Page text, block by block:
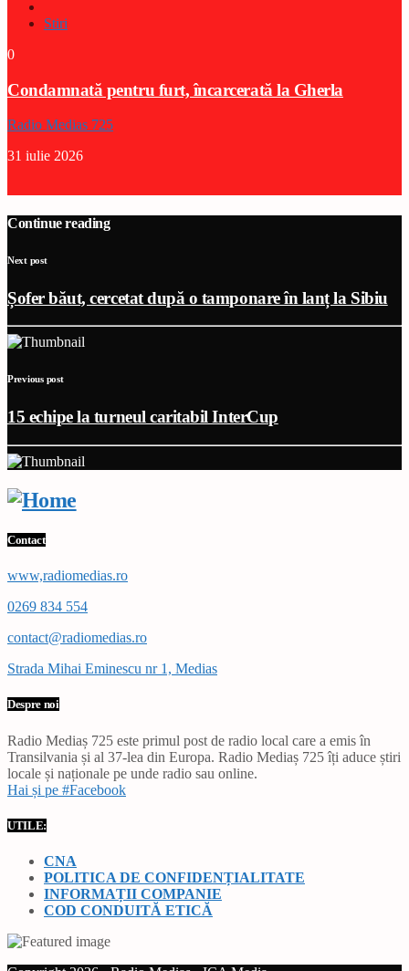
Stiri
0
Condamnată pentru furt, încarcerată la Gherla
Radio Medias 725
31 iulie 2026
Continue reading
Next post
Șofer băut, cercetat după o tamponare în lanț la Sibiu
Previous post
15 echipe la turneul caritabil InterCup
Contact
www,radiomedias.ro
0269 834 554
contact@radiomedias.ro
Strada Mihai Eminescu nr 1, Medias
Despre noi
Radio Mediaș 725 este primul post de radio local care a emis în
Transilvania și al 37-lea din Europa. Radio Mediaș 725 îți aduce știri
locale și naționale pe unde radio sau online.
Hai și pe #Facebook
UTILE:
CNA
POLITICA DE CONFIDENȚIALITATE
INFORMAȚII COMPANIE
COD CONDUITĂ ETICĂ